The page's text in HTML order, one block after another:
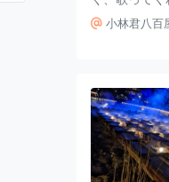
ゃることでさ
てきていま
値段は1箱か
おりますが
す。 トマト
林君八百屋
小林君八百